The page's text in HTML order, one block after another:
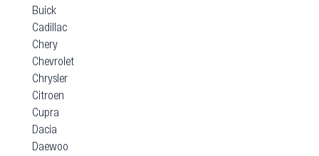
Buick
Cadillac
Chery
Chevrolet
Chrysler
Citroen
Cupra
Dacia
Daewoo